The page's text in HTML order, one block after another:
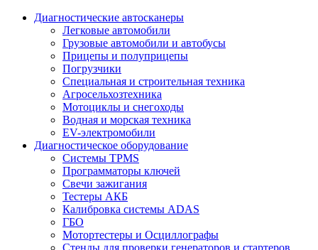
Диагностические автосканеры
Легковые автомобили
Грузовые автомобили и автобусы
Прицепы и полуприцепы
Погрузчики
Специальная и строительная техника
Агросельхозтехника
Мотоциклы и снегоходы
Водная и морская техника
EV-электромобили
Диагностическое оборудование
Системы TPMS
Программаторы ключей
Свечи зажигания
Тестеры АКБ
Калибровка системы ADAS
ГБО
Мотортестеры и Осциллографы
Стенды для проверки генераторов и стартеров